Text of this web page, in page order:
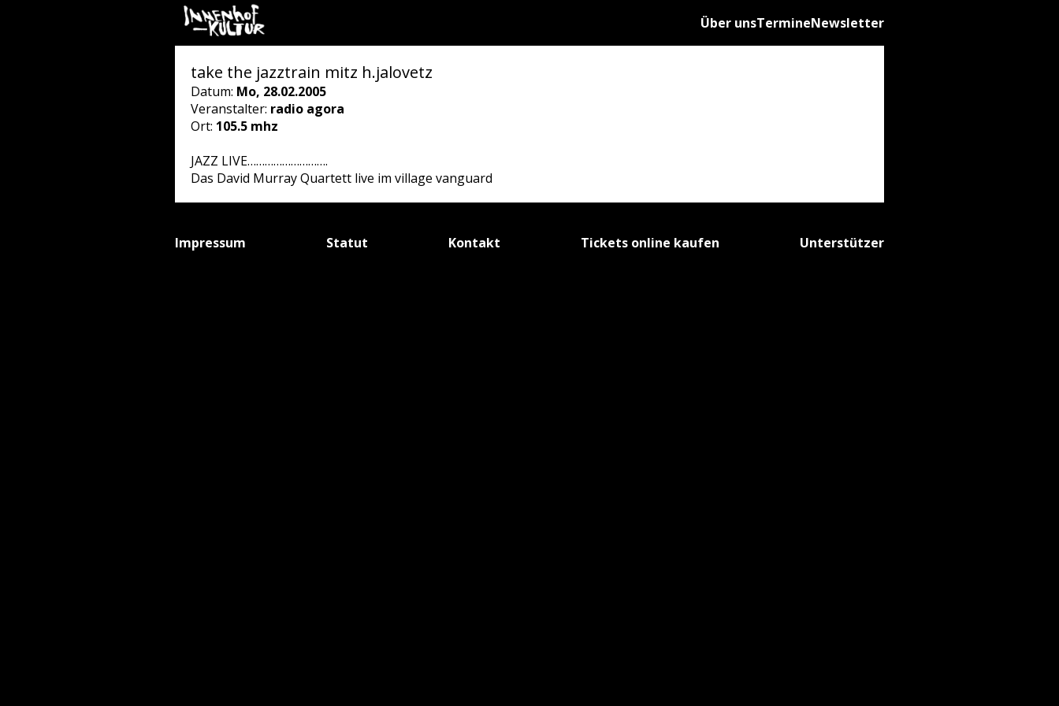
Über unsTermineNewsletter
take the jazztrain mitz h.jalovetz
Datum: Mo, 28.02.2005
Veranstalter: radio agora
Ort: 105.5 mhz
JAZZ LIVE……………………….
Das David Murray Quartett live im village vanguard
Impressum Statut Kontakt Tickets online kaufen Unterstützer